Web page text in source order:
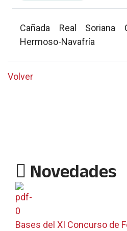
Cañada Real Soriana
Hermoso-Navafría
Volver
Novedades
Bases del XI Concurso de